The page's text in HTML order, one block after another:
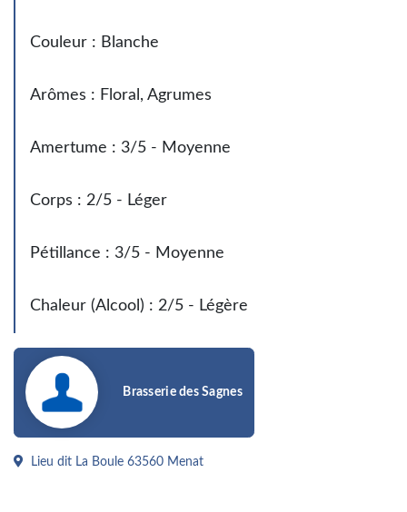
Couleur : Blanche
Arômes : Floral, Agrumes
Amertume : 3/5 - Moyenne
Corps : 2/5 - Léger
Pétillance : 3/5 - Moyenne
Chaleur (Alcool) : 2/5 - Légère
Brasserie des Sagnes
Lieu dit La Boule 63560 Menat